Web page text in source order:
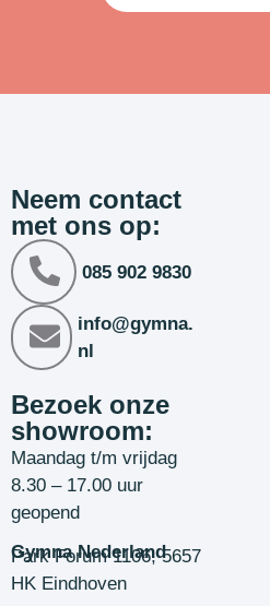
Neem contact
met ons op:
085 902 9830
info@gymna.
nl
Bezoek onze
showroom:
Maandag t/m vrijdag
8.30 – 17.00 uur
geopend
Gymna Nederland
Park Forum 1106, 5657
HK Eindhoven